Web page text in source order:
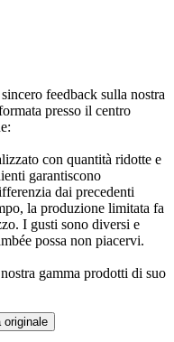
feedback sulla nostra
presso il centro
con quantità ridotte e
garantiscono
dai precedenti
la produzione limitata fa
I gusti sono diversi e
possa non piacervi.
gamma prodotti di suo
originale